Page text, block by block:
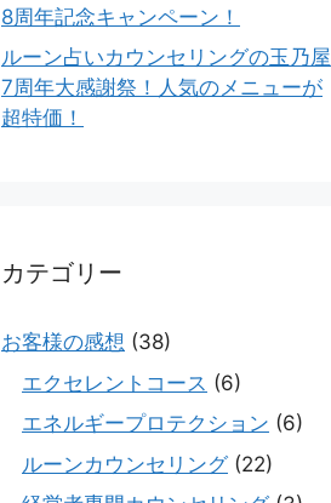
8周年記念キャンペーン！
ルーン占いカウンセリングの玉乃屋
7周年大感謝祭！人気のメニューが
超特価！
カテゴリー
お客様の感想 (38)
エクセレントコース (6)
エネルギープロテクション (6)
ルーンカウンセリング(22)